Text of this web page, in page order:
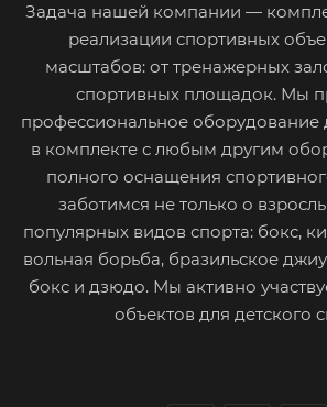
Задача нашей компании —
реализации спортивных
масштабов: от тренажерных
спортивных площадок. Мы
профессиональное оборудование
в комплекте с любым другим
полного оснащения
заботимся не только о
популярных видов спорта: бокс,
вольная борьба, бразильское
бокс и дзюдо. Мы активно
объектов для детского